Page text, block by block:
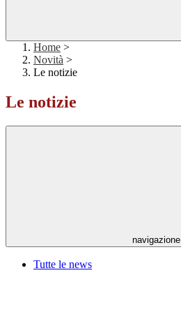
Home >
Novità >
Le notizie
Le notizie
navigazione
Tutte le news